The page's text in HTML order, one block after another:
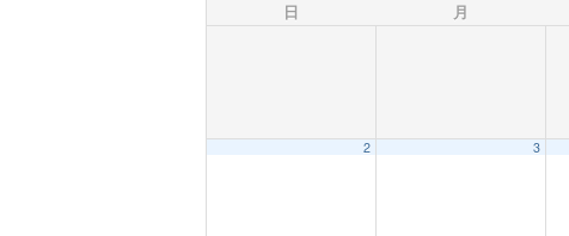
日 月
2 3